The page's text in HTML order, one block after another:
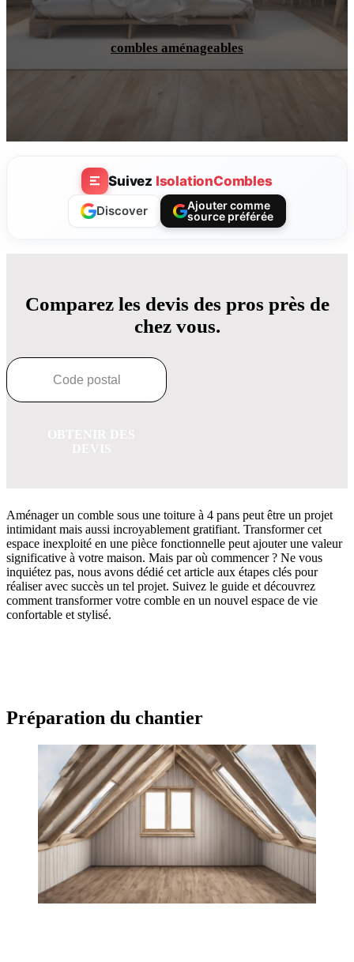
combles aménageables
Suivez IsolationCombles
Discover
Ajouter comme
source préférée
Comparez les devis des pros près de
chez vous.
Aménager un comble sous une toiture à 4 pans peut être un projet
intimidant mais aussi incroyablement gratifiant. Transformer cet
espace inexploité en une pièce fonctionnelle peut ajouter une valeur
significative à votre maison. Mais par où commencer ? Ne vous
inquiétez pas, nous avons dédié cet article aux étapes clés pour
réaliser avec succès un tel projet. Suivez le guide et découvrez
comment transformer votre comble en un nouvel espace de vie
confortable et stylisé.
Préparation du chantier